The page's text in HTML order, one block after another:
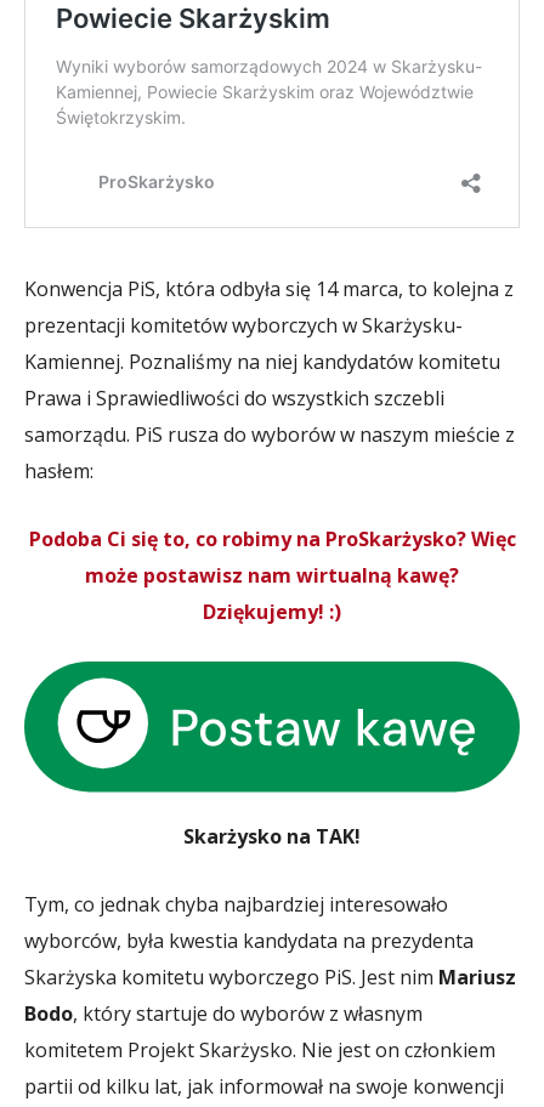
Konwencja PiS, która odbyła się 14 marca, to kolejna z
prezentacji komitetów wyborczych w Skarżysku-
Kamiennej. Poznaliśmy na niej kandydatów komitetu
Prawa i Sprawiedliwości do wszystkich szczebli
samorządu. PiS rusza do wyborów w naszym mieście z
hasłem:
Podoba Ci się to, co robimy na ProSkarżysko? Więc
może postawisz nam wirtualną kawę?
Dziękujemy! :)
Skarżysko na TAK!
Tym, co jednak chyba najbardziej interesowało
wyborców, była kwestia kandydata na prezydenta
Skarżyska komitetu wyborczego PiS. Jest nim Mariusz
Bodo, który startuje do wyborów z własnym
komitetem Projekt Skarżysko. Nie jest on członkiem
partii od kilku lat, jak informował na swoje konwencji